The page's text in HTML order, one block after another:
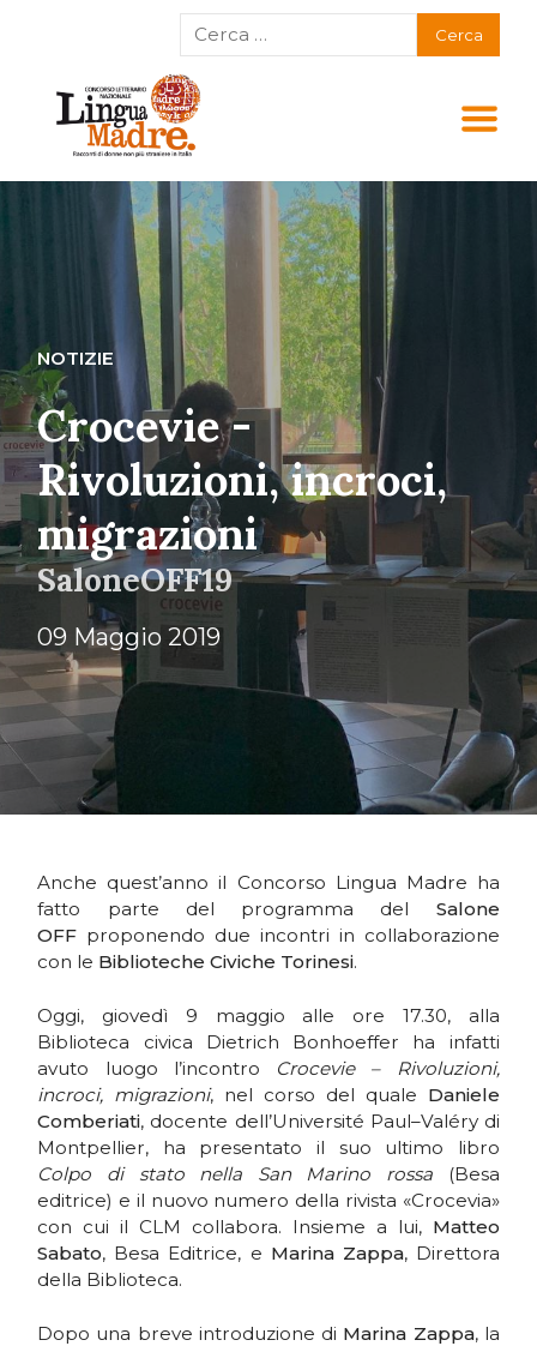
NOTIZIE
Crocevie -
Rivoluzioni, incroci,
migrazioni
SaloneOFF19
09 Maggio 2019
Anche quest’anno il Concorso Lingua Madre ha
fatto parte del programma del Salone
OFF proponendo due incontri in collaborazione
con le Biblioteche Civiche Torinesi.
Oggi, giovedì 9 maggio alle ore 17.30, alla
Biblioteca civica Dietrich Bonhoeffer ha infatti
avuto luogo l’incontro Crocevie – Rivoluzioni,
incroci, migrazioni, nel corso del quale Daniele
Comberiati, docente dell’Université Paul–Valéry di
Montpellier, ha presentato il suo ultimo libro
Colpo di stato nella San Marino rossa (Besa
editrice) e il nuovo numero della rivista «Crocevia»
con cui il CLM collabora. Insieme a lui, Matteo
Sabato, Besa Editrice, e Marina Zappa, Direttora
della Biblioteca.
Dopo una breve introduzione di Marina Zappa, la